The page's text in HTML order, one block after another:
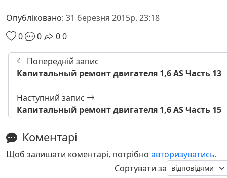
Опубліковано: 31 березня 2015р. 23:18
0
0 00
Попередній запис
Капитальный ремонт двигателя 1,6 AS Часть 13
Наступний запис
Капитальный ремонт двигателя 1,6 AS Часть 15
Коментарі
Щоб залишати коментарі, потрібно авторизуватись.
Сортувати за